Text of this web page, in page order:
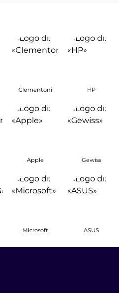
Clementoni HP
Apple Gewiss
Microsoft ASUS